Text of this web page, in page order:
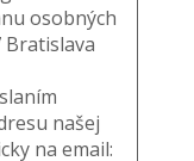
osobných
Bratislava
našej
na email: